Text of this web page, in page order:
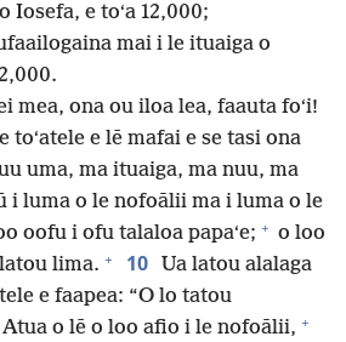
Iosefa, e toʻa 12,000;
mai i le ituaiga o
mea, ona ou iloa lea, faauta foʻi!
toʻatele e lē mafai e se tasi ona
uma, ma ituaiga, ma nuu, ma
i luma o le nofoālii ma i luma o le
oofu i ofu talaloa papaʻe; + o loo
lima. + 10
Ua latou alalaga
e faapea: “O lo tatou
o lē o loo afio i le nofoālii, +